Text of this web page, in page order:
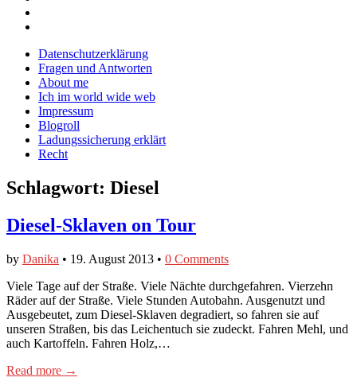
Facebook
anzeigen
Twitter
anzeigen
auf
Instagram
anzeigen
Main
menu
Skip
content
Datenschutzerklärung
Fragen und Antworten
About me
Ich im world wide web
Impressum
Blogroll
Ladungssicherung erklärt
Recht
Schlagwort: Diesel
Diesel-Sklaven on Tour
by Danika • 19. August 2013 • 0 Comments
Viele Tage auf der Straße. Viele Nächte durchgefahren. Vierzehn
Räder auf der Straße. Viele Stunden Autobahn. Ausgenutzt und
Ausgebeutet, zum Diesel-Sklaven degradiert, so fahren sie auf
unseren Straßen, bis das Leichentuch sie zudeckt. Fahren Mehl, und
auch Kartoffeln. Fahren Holz,…
Read more →